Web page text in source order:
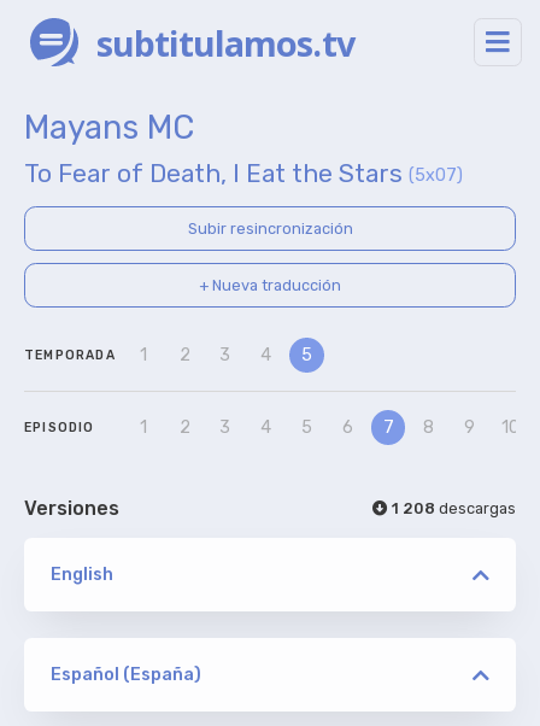
subtitulamos.tv
Mayans MC
To Fear of Death, I Eat the Stars (5x07)
Subir resincronización
+ Nueva traducción
TEMPORADA 1 2 3 4 5
EPISODIO 1 2 3 4 5 6 7 8 9 10
Versiones 1 208 descargas
English
ETHEL
ORIGINAL drac_negre
Español (España)
ETHEL